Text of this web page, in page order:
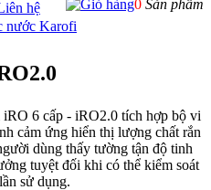
0 Sản phẩm
nước Karofi
6 cấp - iRO2.0 tích hợp bộ vi
cảm ứng hiển thị lượng chất rắn
dùng thấy tường tận độ tinh
tuyệt đối khi có thể kiểm soát
sử dụng.